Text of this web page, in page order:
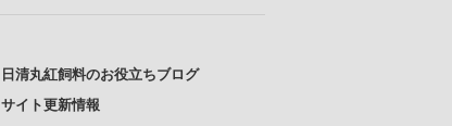
日清丸紅飼料のお役立ちブログ
サイト更新情報